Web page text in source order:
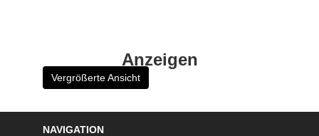
Anzeigen
Vergrößerte Ansicht
NAVIGATION